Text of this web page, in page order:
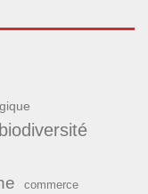
biodiversité
commerce